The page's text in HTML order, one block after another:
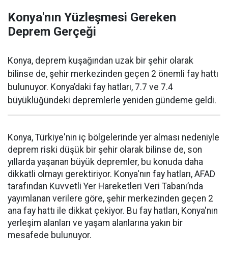
Konya'nın Yüzleşmesi Gereken
Deprem Gerçeği
Konya, deprem kuşağından uzak bir şehir olarak
bilinse de, şehir merkezinden geçen 2 önemli fay hattı
bulunuyor. Konya’daki fay hatları, 7.7 ve 7.4
büyüklüğündeki depremlerle yeniden gündeme geldi.
Konya, Türkiye'nin iç bölgelerinde yer alması nedeniyle
deprem riski düşük bir şehir olarak bilinse de, son
yıllarda yaşanan büyük depremler, bu konuda daha
dikkatli olmayı gerektiriyor. Konya'nın fay hatları, AFAD
tarafından Kuvvetli Yer Hareketleri Veri Tabanı’nda
yayımlanan verilere göre, şehir merkezinden geçen 2
ana fay hattı ile dikkat çekiyor. Bu fay hatları, Konya'nın
yerleşim alanları ve yaşam alanlarına yakın bir
mesafede bulunuyor.